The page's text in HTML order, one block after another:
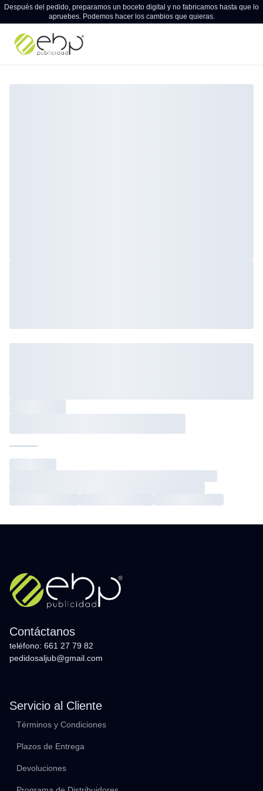
Después del pedido, preparamos un boceto digital y no fabricamos hasta que lo
apruebes. Podemos hacer los cambios que quieras.
Contáctanos
teléfono: 661 27 79 82
pedidosaljub@gmail.com
Servicio al Cliente
Términos y Condiciones
Plazos de Entrega
Devoluciones